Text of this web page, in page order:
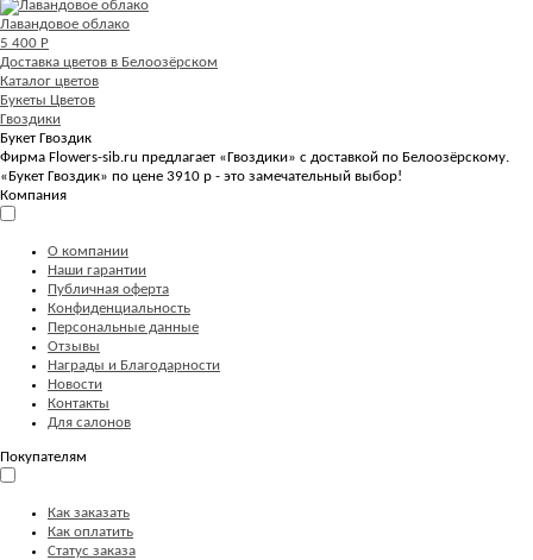
Лавандовое облако
5 400 Р
Доставка цветов в Белоозёрском
Каталог цветов
Букеты Цветов
Гвоздики
Букет Гвоздик
Фирма Flowers-sib.ru предлагает «Гвоздики» с доставкой по Белоозёрскому.
«Букет Гвоздик» по цене 3910 р - это замечательный выбор!
Компания
О компании
Наши гарантии
Публичная оферта
Конфиденциальность
Персональные данные
Отзывы
Награды и Благодарности
Новости
Контакты
Для салонов
Покупателям
Как заказать
Как оплатить
Статус заказа